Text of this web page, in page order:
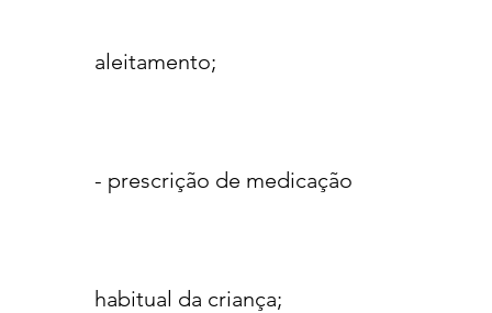
aleitamento;
- prescrição de medicação
habitual da criança;